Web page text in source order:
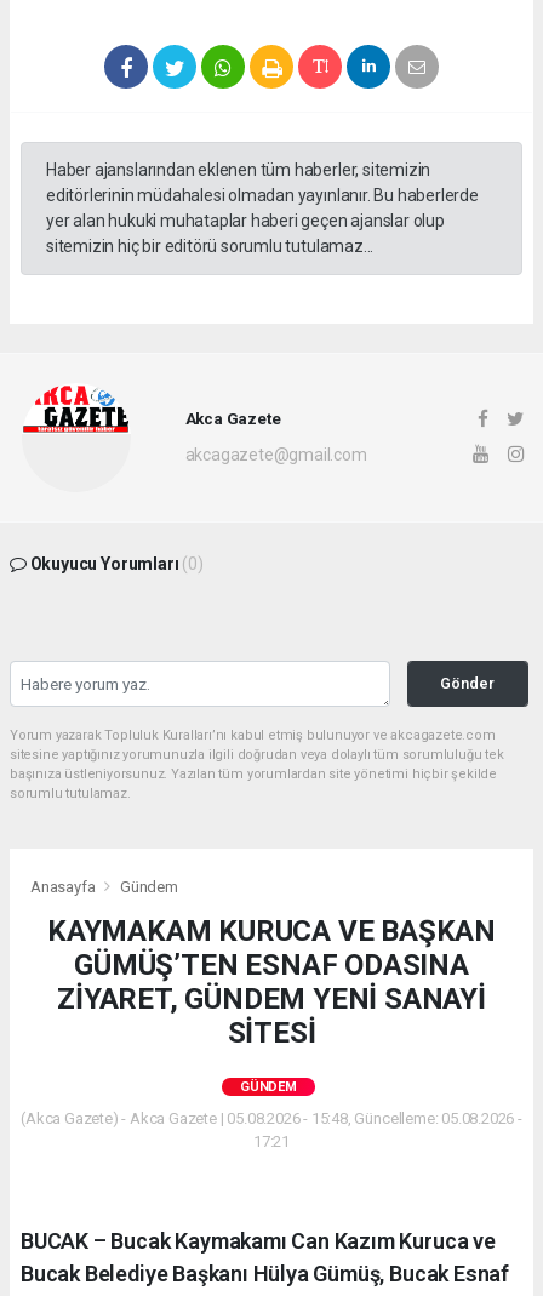
Haber ajanslarından eklenen tüm haberler, sitemizin
editörlerinin müdahalesi olmadan yayınlanır. Bu haberlerde
yer alan hukuki muhataplar haberi geçen ajanslar olup
sitemizin hiç bir editörü sorumlu tutulamaz...
Akca Gazete
akcagazete@gmail.com
Okuyucu Yorumları (0)
Gönder
Yorum yazarak Topluluk Kuralları’nı kabul etmiş bulunuyor ve akcagazete.com
sitesine yaptığınız yorumunuzla ilgili doğrudan veya dolaylı tüm sorumluluğu tek
başınıza üstleniyorsunuz. Yazılan tüm yorumlardan site yönetimi hiçbir şekilde
sorumlu tutulamaz.
Anasayfa Gündem
KAYMAKAM KURUCA VE BAŞKAN
GÜMÜŞ’TEN ESNAF ODASINA
ZİYARET, GÜNDEM YENİ SANAYİ
SİTESİ
GÜNDEM
(Akca Gazete) - Akca Gazete | 05.08.2026 - 15:48, Güncelleme: 05.08.2026 -
17:21
BUCAK – Bucak Kaymakamı Can Kazım Kuruca ve
Bucak Belediye Başkanı Hülya Gümüş, Bucak Esnaf